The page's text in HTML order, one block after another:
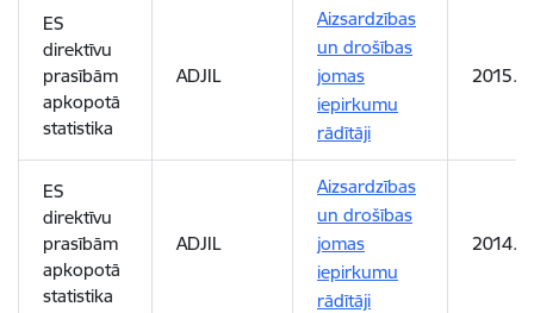
ES
direktīvu
prasībām
apkopotā
statistika
ADJIL
Aizsardzības
un drošības
jomas
iepirkumu
rādītāji
2015.
ES
direktīvu
prasībām
apkopotā
statistika
ADJIL
Aizsardzības
un drošības
jomas
iepirkumu
rādītāji
2014.